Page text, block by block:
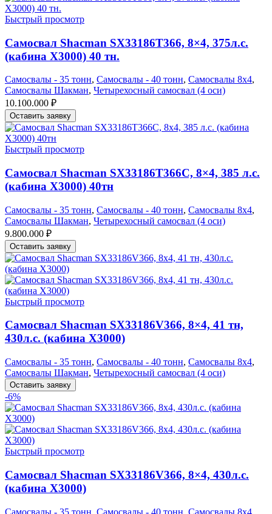
Быстрый просмотр
Самосвал Shacman SX33186T366, 8×4, 375л.с.
(кабина Х3000) 40 тн.
Самосвалы - 35 тонн, Самосвалы - 40 тонн, Самосвалы 8х4,
Самосвалы Шакман, Четырехосный самосвал (4 оси)
10.100.000 ₽
Оставить заявку
Быстрый просмотр
Самосвал Shacman SX33186T366С, 8×4, 385 л.с.
(кабина Х3000) 40тн
Самосвалы - 35 тонн, Самосвалы - 40 тонн, Самосвалы 8х4,
Самосвалы Шакман, Четырехосный самосвал (4 оси)
9.800.000 ₽
Оставить заявку
Быстрый просмотр
Самосвал Shacman SX33186V366, 8×4, 41 тн,
430л.с. (кабина Х3000)
Самосвалы - 35 тонн, Самосвалы - 40 тонн, Самосвалы 8х4,
Самосвалы Шакман, Четырехосный самосвал (4 оси)
Оставить заявку
-6%
Быстрый просмотр
Самосвал Shacman SX33186V366, 8×4, 430л.с.
(кабина Х3000)
Самосвалы - 35 тонн Самосвалы - 40 тонн Самосвалы 8х4